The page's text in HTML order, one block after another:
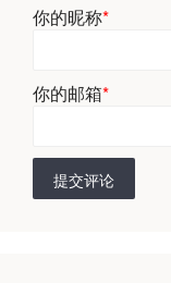
你的昵称*
你的邮箱*
提交评论